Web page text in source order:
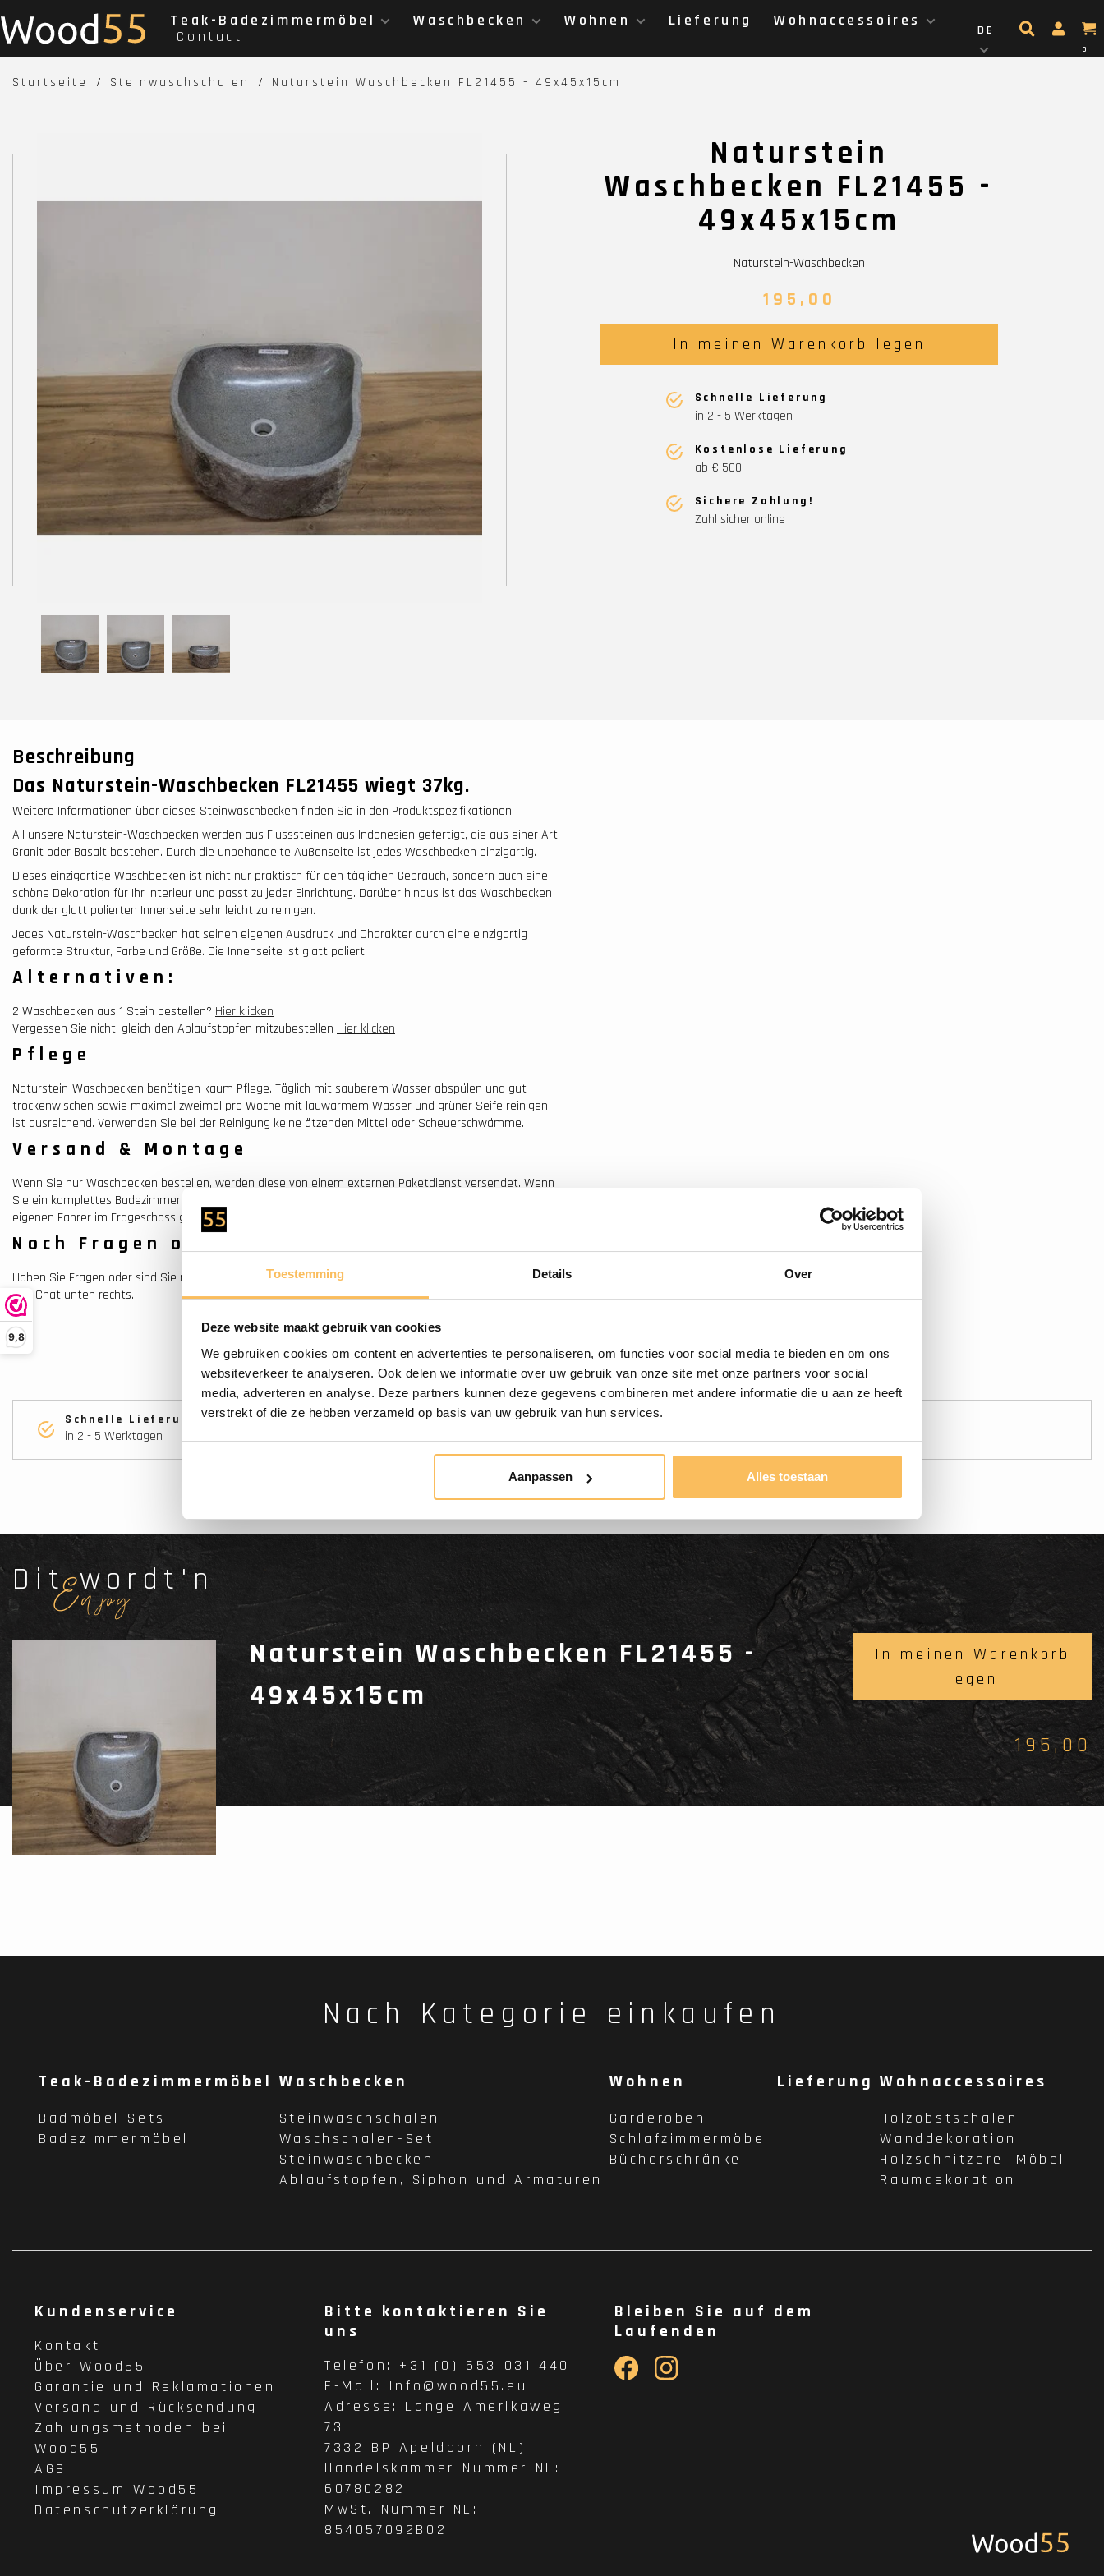
Toestemming Details Over
Deze website maakt gebruik van cookies
We gebruiken cookies om content en advertenties te personaliseren, om functies voor social media te bieden en om ons
websiteverkeer te analyseren. Ook delen we informatie over uw gebruik van onze site met onze partners voor social
media, adverteren en analyse. Deze partners kunnen deze gegevens combineren met andere informatie die u aan ze heeft
verstrekt of die ze hebben verzameld op basis van uw gebruik van hun services.
Aanpassen Alles toestaan
9,8
Teak-Badezimmermöbel Waschbecken Wohnen Lieferung
Wohnaccessoires
Contact
DE
0
Startseite Steinwaschschalen Naturstein Waschbecken FL21455 - 49x45x15cm
Naturstein
Waschbecken FL21455 -
49x45x15cm
Naturstein-Waschbecken
195,00
In meinen Warenkorb legen
Schnelle Lieferung
in 2 - 5 Werktagen
Kostenlose Lieferung
ab € 500,-
Sichere Zahlung!
Zahl sicher online
Beschreibung
Das Naturstein-Waschbecken FL21455 wiegt 37kg.
Weitere Informationen über dieses Steinwaschbecken finden Sie in den Produktspezifikationen.
All unsere Naturstein-Waschbecken werden aus Flusssteinen aus Indonesien gefertigt, die aus einer Art
Granit oder Basalt bestehen. Durch die unbehandelte Außenseite ist jedes Waschbecken einzigartig.
Dieses einzigartige Waschbecken ist nicht nur praktisch für den täglichen Gebrauch, sondern auch eine
schöne Dekoration für Ihr Interieur und passt zu jeder Einrichtung. Darüber hinaus ist das Waschbecken
dank der glatt polierten Innenseite sehr leicht zu reinigen.
Jedes Naturstein-Waschbecken hat seinen eigenen Ausdruck und Charakter durch eine einzigartig
geformte Struktur, Farbe und Größe. Die Innenseite ist glatt poliert.
Alternativen:
2 Waschbecken aus 1 Stein bestellen? Hier klicken
Vergessen Sie nicht, gleich den Ablaufstopfen mitzubestellen Hier klicken
Pflege
Naturstein-Waschbecken benötigen kaum Pflege. Täglich mit sauberem Wasser abspülen und gut
trockenwischen sowie maximal zweimal pro Woche mit lauwarmem Wasser und grüner Seife reinigen
ist ausreichend. Verwenden Sie bei der Reinigung keine ätzenden Mittel oder Scheuerschwämme.
Versand & Montage
Wenn Sie nur Waschbecken bestellen, werden diese von einem externen Paketdienst versendet. Wenn
Sie ein komplettes Badezimmermöbel mit diesen Waschbecken bestellen, wird dieses von unserem
eigenen Fahrer im Erdgeschoss geliefert.
Noch Fragen oder Hilfe nötig?
Haben Sie Fragen oder sind Sie noch unsicher? Bitte kontaktieren Sie einen unserer Mitarbeiter über
den Chat unten rechts.
Schnelle Lieferung
in 2 - 5 Werktagen
Kostenlose Lieferung
Dit wordt'n
Enjoy
Naturstein Waschbecken FL21455 -
49x45x15cm
In meinen Warenkorb
legen
195,00
Nach Kategorie einkaufen
Teak-Badezimmermöbel
Badmöbel-Sets
Badezimmermöbel
Waschbecken
Steinwaschschalen
Waschschalen-Set
Steinwaschbecken
Ablaufstopfen, Siphon und Armaturen
Wohnen
Garderoben
Schlafzimmermöbel
Bücherschränke
Lieferung Wohnaccessoires
Holzobstschalen
Wanddekoration
Holzschnitzerei Möbel
Raumdekoration
Kundenservice
Kontakt
Über Wood55
Garantie und Reklamationen
Versand und Rücksendung
Zahlungsmethoden bei
Wood55
AGB
Impressum Wood55
Datenschutzerklärung
Bitte kontaktieren Sie
uns
Telefon: +31 (0) 553 031 440
E-Mail: Info@wood55.eu
Adresse: Lange Amerikaweg
73
7332 BP Apeldoorn (NL)
Handelskammer-Nummer NL:
60780282
MwSt. Nummer NL:
854057092B02
Bleiben Sie auf dem
Laufenden